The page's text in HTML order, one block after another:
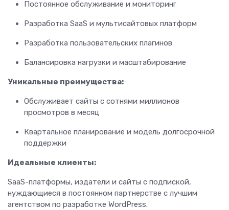
Постоянное обслуживание и мониторинг
Разработка SaaS и мультисайтовых платформ
Разработка пользовательских плагинов
Балансировка нагрузки и масштабирование
Уникальные преимущества:
Обслуживает сайты с сотнями миллионов
просмотров в месяц
Квартальное планирование и модель долгосрочной
поддержки
Идеальные клиенты:
SaaS-платформы, издатели и сайты с подпиской,
нуждающиеся в постоянном партнерстве с лучшим
агентством по разработке WordPress.